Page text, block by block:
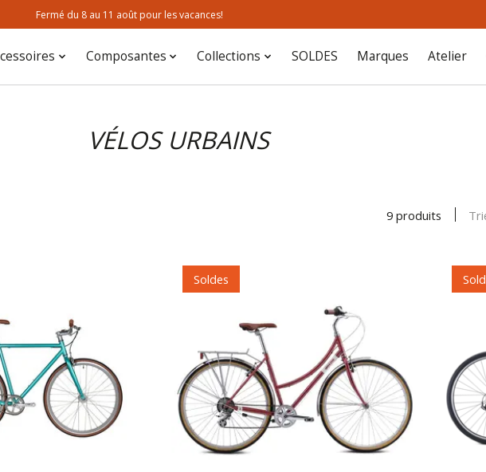
Fermé du 8 au 11 août pour les vacances!
Composantes Collections SOLDES Marques Atelier
VÉLOS URBAINS
9 produits
Soldes